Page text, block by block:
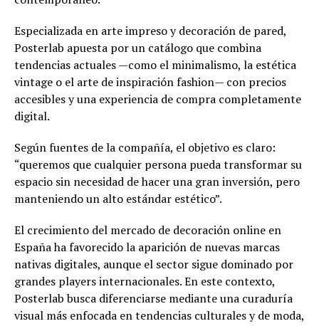
Especializada en arte impreso y decoración de pared,
Posterlab apuesta por un catálogo que combina
tendencias actuales —como el minimalismo, la estética
vintage o el arte de inspiración fashion— con precios
accesibles y una experiencia de compra completamente
digital.
Según fuentes de la compañía, el objetivo es claro:
“queremos que cualquier persona pueda transformar su
espacio sin necesidad de hacer una gran inversión, pero
manteniendo un alto estándar estético”.
El crecimiento del mercado de decoración online en
España ha favorecido la aparición de nuevas marcas
nativas digitales, aunque el sector sigue dominado por
grandes players internacionales. En este contexto,
Posterlab busca diferenciarse mediante una curaduría
visual más enfocada en tendencias culturales y de moda,